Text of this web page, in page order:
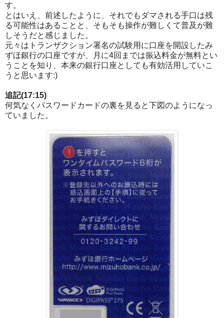
す。
とはいえ、前述したように、それでもダマされる手口は残
る可能性はあることと、そもそも操作が難しくて普及が難
しそうだと感じました。
元々はトランザクション署名の試験用に口座を開設したみ
ずほ銀行の口座ですが、月に4回までは振込料金が無料とい
うことを知り、本来の銀行口座としても有効活用していこ
うと思います:)
追記(17:15)
何気なくパスワードカードの裏を見ると下図のようになっ
ていました。